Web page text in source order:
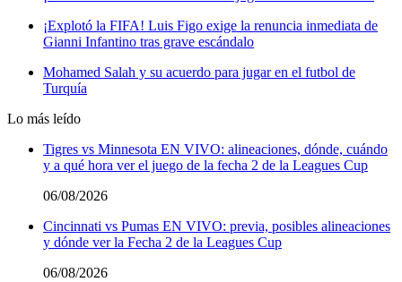
¡Explotó la FIFA! Luis Figo exige la renuncia inmediata de
Gianni Infantino tras grave escándalo
Mohamed Salah y su acuerdo para jugar en el futbol de
Turquía
Lo más leído
Tigres vs Minnesota EN VIVO: alineaciones, dónde, cuándo
y a qué hora ver el juego de la fecha 2 de la Leagues Cup
06/08/2026
Cincinnati vs Pumas EN VIVO: previa, posibles alineaciones
y dónde ver la Fecha 2 de la Leagues Cup
06/08/2026